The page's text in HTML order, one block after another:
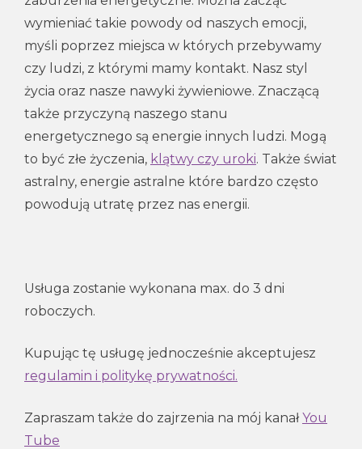
wymieniać takie powody od naszych emocji,
myśli poprzez miejsca w których przebywamy
czy ludzi, z którymi mamy kontakt. Nasz styl
życia oraz nasze nawyki żywieniowe. Znaczącą
także przyczyną naszego stanu
energetycznego są energie innych ludzi. Mogą
to być złe życzenia, klątwy czy uroki. Także świat
astralny, energie astralne które bardzo często
powodują utratę przez nas energii.
Usługa zostanie wykonana max. do 3 dni
roboczych.
Kupując tę usługę jednocześnie akceptujesz
regulamin i politykę prywatności.
Zapraszam także do zajrzenia na mój kanałYou
Tube